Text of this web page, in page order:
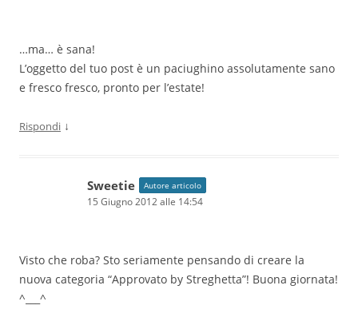
…ma… è sana!
L’oggetto del tuo post è un paciughino assolutamente sano
e fresco fresco, pronto per l’estate!
Rispondi ↓
Sweetie Autore articolo
15 Giugno 2012 alle 14:54
Visto che roba? Sto seriamente pensando di creare la
nuova categoria “Approvato by Streghetta”! Buona giornata!
^___^